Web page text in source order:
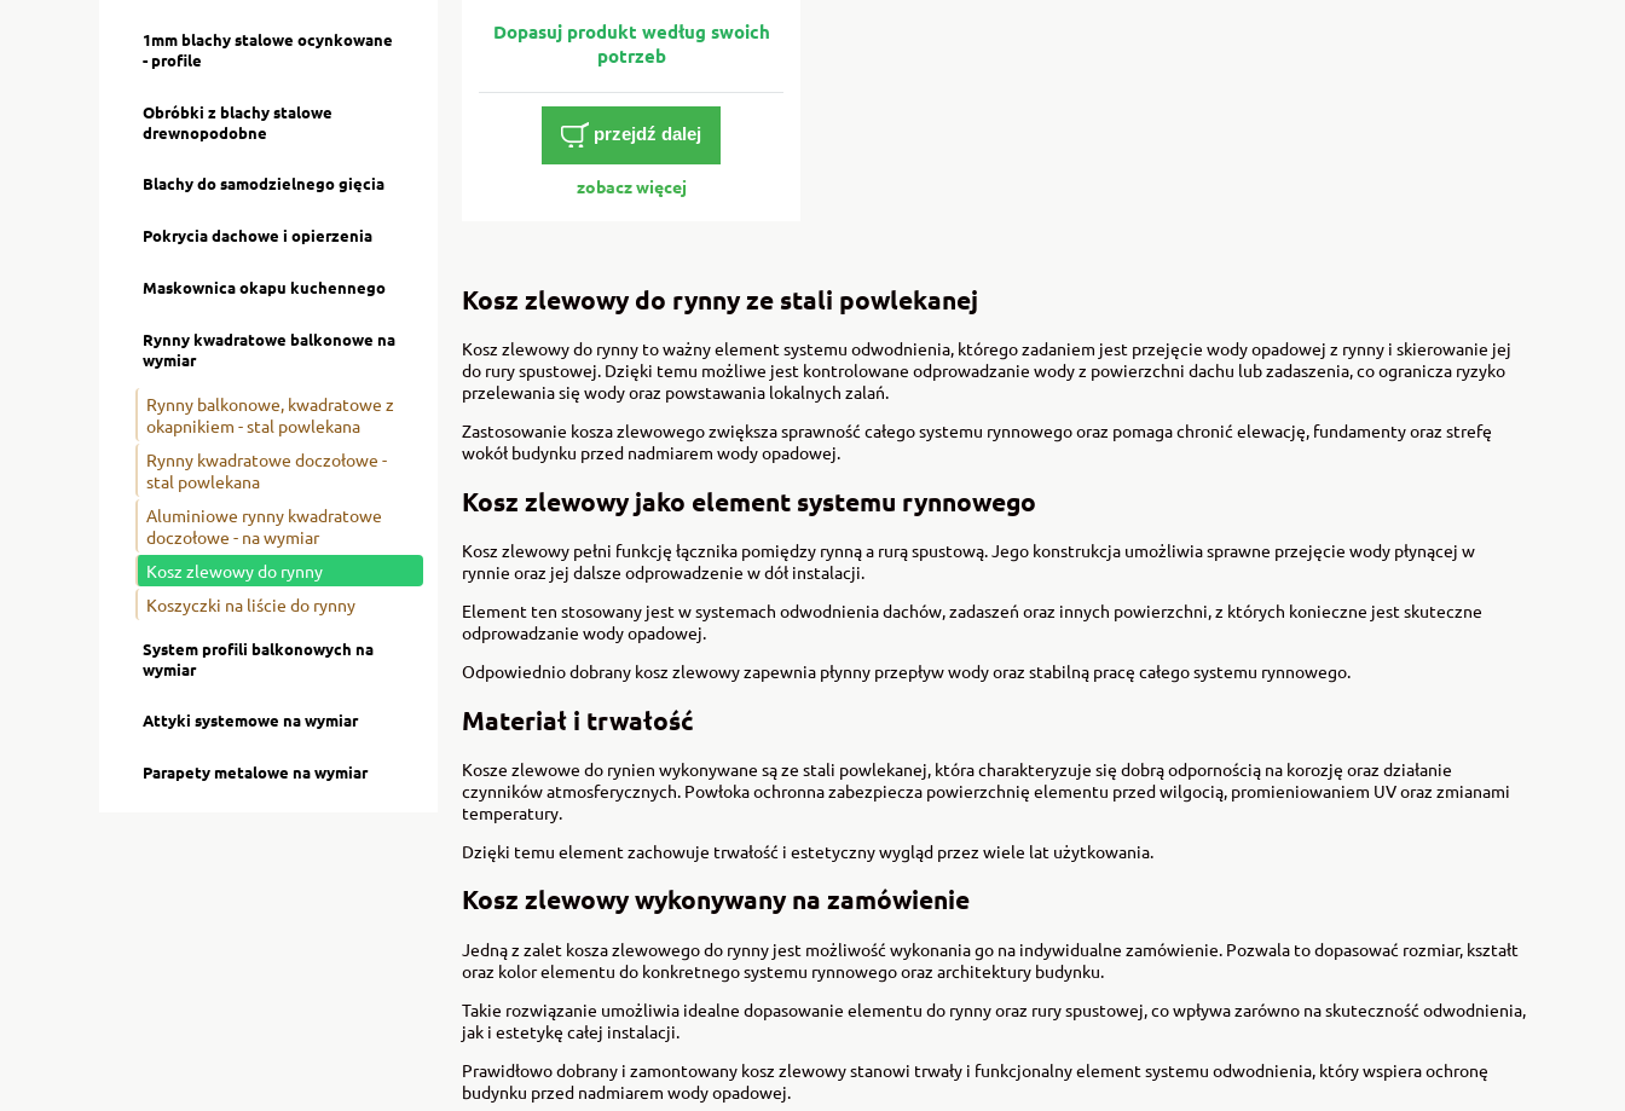
1mm blachy stalowe ocynkowane
- profile
Obróbki z blachy stalowe
drewnopodobne
Blachy do samodzielnego gięcia
Pokrycia dachowe i opierzenia
Maskownica okapu kuchennego
Rynny kwadratowe balkonowe na
wymiar
Rynny balkonowe, kwadratowe z
okapnikiem - stal powlekana
Rynny kwadratowe doczołowe -
stal powlekana
Aluminiowe rynny kwadratowe
doczołowe - na wymiar
Kosz zlewowy do rynny
Koszyczki na liście do rynny
System profili balkonowych na
wymiar
Attyki systemowe na wymiar
Parapety metalowe na wymiar
przejdź dalej
zobacz więcej
Kosz zlewowy do rynny ze stali powlekanej
Kosz zlewowy do rynny to ważny element systemu odwodnienia, którego zadaniem jest przejęcie wody opadowej z rynny i skierowanie jej
do rury spustowej. Dzięki temu możliwe jest kontrolowane odprowadzanie wody z powierzchni dachu lub zadaszenia, co ogranicza ryzyko
przelewania się wody oraz powstawania lokalnych zalań.
Zastosowanie kosza zlewowego zwiększa sprawność całego systemu rynnowego oraz pomaga chronić elewację, fundamenty oraz strefę
wokół budynku przed nadmiarem wody opadowej.
Kosz zlewowy jako element systemu rynnowego
Kosz zlewowy pełni funkcję łącznika pomiędzy rynną a rurą spustową. Jego konstrukcja umożliwia sprawne przejęcie wody płynącej w
rynnie oraz jej dalsze odprowadzenie w dół instalacji.
Element ten stosowany jest w systemach odwodnienia dachów, zadaszeń oraz innych powierzchni, z których konieczne jest skuteczne
odprowadzanie wody opadowej.
Odpowiednio dobrany kosz zlewowy zapewnia płynny przepływ wody oraz stabilną pracę całego systemu rynnowego.
Materiał i trwałość
Kosze zlewowe do rynien wykonywane są ze stali powlekanej, która charakteryzuje się dobrą odpornością na korozję oraz działanie
czynników atmosferycznych. Powłoka ochronna zabezpiecza powierzchnię elementu przed wilgocią, promieniowaniem UV oraz zmianami
temperatury.
Dzięki temu element zachowuje trwałość i estetyczny wygląd przez wiele lat użytkowania.
Kosz zlewowy wykonywany na zamówienie
Jedną z zalet kosza zlewowego do rynny jest możliwość wykonania go na indywidualne zamówienie. Pozwala to dopasować rozmiar, kształt
oraz kolor elementu do konkretnego systemu rynnowego oraz architektury budynku.
Takie rozwiązanie umożliwia idealne dopasowanie elementu do rynny oraz rury spustowej, co wpływa zarówno na skuteczność odwodnienia,
jak i estetykę całej instalacji.
Prawidłowo dobrany i zamontowany kosz zlewowy stanowi trwały i funkcjonalny element systemu odwodnienia, który wspiera ochronę
budynku przed nadmiarem wody opadowej.